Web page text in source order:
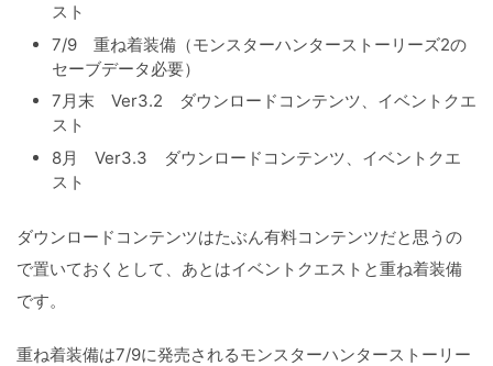
スト
7/9 重ね着装備（モンスターハンターストーリーズ2の
セーブデータ必要）
7月末 Ver3.2 ダウンロードコンテンツ、イベントクエ
スト
8月 Ver3.3 ダウンロードコンテンツ、イベントクエ
スト
ダウンロードコンテンツはたぶん有料コンテンツだと思うの
で置いておくとして、あとはイベントクエストと重ね着装備
です。
重ね着装備は7/9に発売されるモンスターハンターストーリー